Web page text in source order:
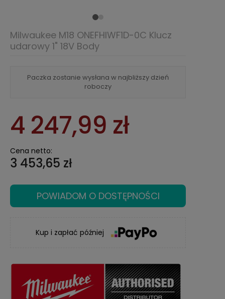
Paczka zostanie wysłana w najbliższy dzień
roboczy
Milwaukee M18 ONEFHIWF1D-0C Klucz
udarowy 1" 18V Body
4 247,99 zł
Cena netto:
3 453,65 zł
POWIADOM O DOSTĘPNOŚCI
Kup i zapłać później